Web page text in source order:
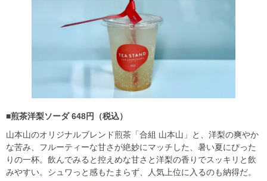
■煎茶洋梨ソーダ 648円（税込）
山本山のオリジナルブレンド煎茶「合組 山本山」と、洋梨の爽やか
な苦み、フルーティーな甘さが絶妙にマッチした、暑い夏にぴった
りの一杯。飲んでみると控えめな甘さと洋梨の香りでスッキリと飲
みやすい。シュワっと感もたまらず、人気上位に入るのも納得だ。